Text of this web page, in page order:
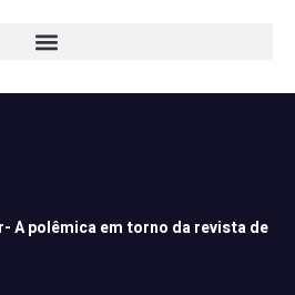
A polêmica em torno da revista de